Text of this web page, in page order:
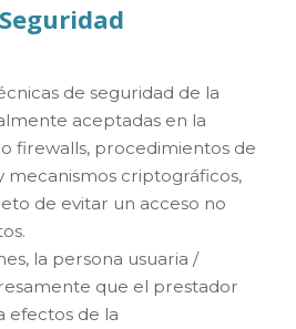
de seguridad de la
aceptadas en la
firewalls, procedimientos de
mecanismos criptográficos,
de evitar un acceso no
la persona usuaria /
que el prestador
efectos de la